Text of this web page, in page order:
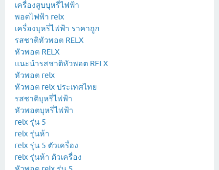
เครื่องสูบบุหรี่ไฟฟ้า
พอตไฟฟ้า relx
เครื่องบุหรี่ไฟฟ้า ราคาถูก
รสชาติหัวพอต RELX
หัวพอต RELX
แนะนำรสชาติหัวพอต RELX
หัวพอต relx
หัวพอต relx ประเทศไทย
รสชาติบุหรี่ไฟฟ้า
หัวพอตบุหรี่ไฟฟ้า
relx รุ่น 5
relx รุ่นห้า
relx รุ่น 5 ตัวเครื่อง
relx รุ่นห้า ตัวเครื่อง